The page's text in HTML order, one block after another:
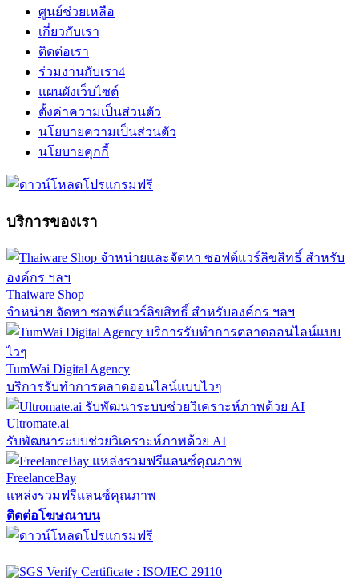
ศูนย์ช่วยเหลือ
เกี่ยวกับเรา
ติดต่อเรา
ร่วมงานกับเรา4
แผนผังเว็บไซต์
ตั้งค่าความเป็นส่วนตัว
นโยบายความเป็นส่วนตัว
นโยบายคุกกี้
บริการของเรา
Thaiware Shop
จำหน่าย จัดหา ซอฟต์แวร์ลิขสิทธิ์ สำหรับองค์กร ฯลฯ
TumWai Digital Agency
บริการรับทำการตลาดออนไลน์แบบไวๆ
Ultromate.ai
รับพัฒนาระบบช่วยวิเคราะห์ภาพด้วย AI
FreelanceBay
แหล่งรวมฟรีแลนซ์คุณภาพ
ติดต่อโฆษณาบน